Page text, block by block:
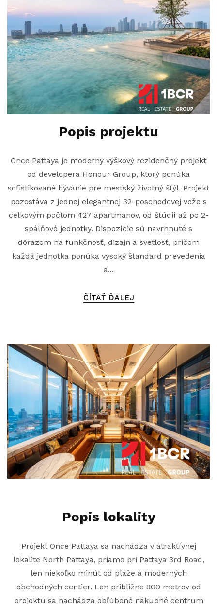
Popis projektu
Once Pattaya je moderný výškový rezidenčný projekt
od developera Honour Group, ktorý ponúka
sofistikované bývanie pre mestský životný štýl. Projekt
pozostáva z jednej elegantnej 32-poschodovej veže s
celkovým počtom 427 apartmánov, od štúdií až po 2-
spálňové jednotky. Dispozície sú navrhnuté s
dôrazom na funkčnosť, dizajn a svetlosť, pričom
každá jednotka ponúka vysoký štandard prevedenia
a...
ČÍTAŤ ĎALEJ
Popis lokality
Projekt Once Pattaya sa nachádza v atraktívnej
lokalite North Pattaya, priamo pri Pattaya 3rd Road,
len niekoľko minút od pláže a moderných
obchodných centier. Len približne 800 metrov od
projektu sa nachádza obľúbené nákupné centrum